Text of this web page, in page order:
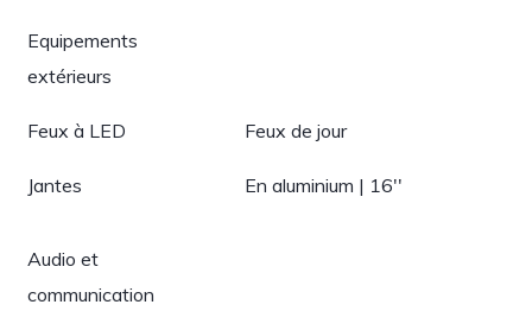
Equipements
extérieurs
Feux à LED Feux de jour
Jantes En aluminium | 16''
Audio et
communication